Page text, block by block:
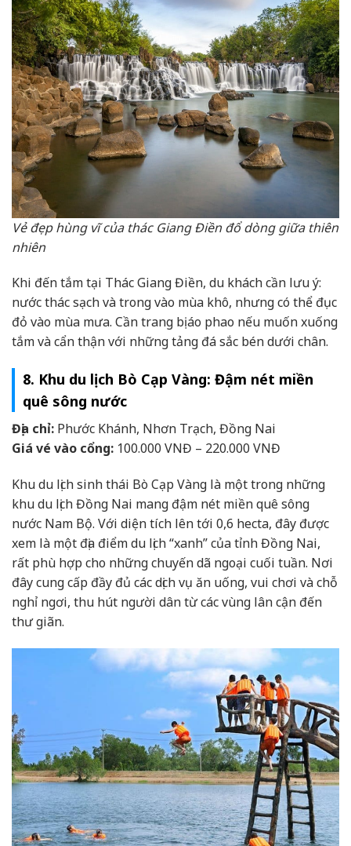
Vẻ đẹp hùng vĩ của thác Giang Điền đổ dòng giữa thiên
nhiên
Khi đến tắm tại Thác Giang Điền, du khách cần lưu ý:
nước thác sạch và trong vào mùa khô, nhưng có thể đục
đỏ vào mùa mưa. Cần trang bị áo phao nếu muốn xuống
tắm và cẩn thận với những tảng đá sắc bén dưới chân.
8. Khu du lịch Bò Cạp Vàng: Đậm nét miền
quê sông nước
Địa chỉ: Phước Khánh, Nhơn Trạch, Đồng Nai
Giá vé vào cổng: 100.000 VNĐ – 220.000 VNĐ
Khu du lịch sinh thái Bò Cạp Vàng là một trong những
khu du lịch Đồng Nai mang đậm nét miền quê sông
nước Nam Bộ. Với diện tích lên tới 0,6 hecta, đây được
xem là một địa điểm du lịch “xanh” của tỉnh Đồng Nai,
rất phù hợp cho những chuyến dã ngoại cuối tuần. Nơi
đây cung cấp đầy đủ các dịch vụ ăn uống, vui chơi và chỗ
nghỉ ngơi, thu hút người dân từ các vùng lân cận đến
thư giãn.